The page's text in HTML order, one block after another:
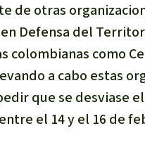
de otras
Defensa del
colombianas como
a cabo estas
que se desviase
el 14 y el 16 de